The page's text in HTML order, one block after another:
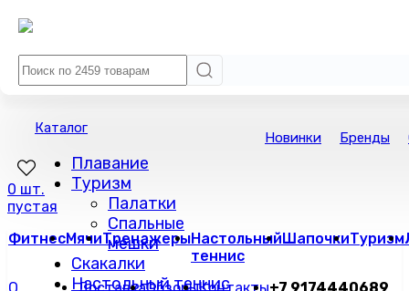
Каталог
Плавание
Туризм
Палатки
Спальные
мешки
Скакалки
Настольный теннис
Новинки Бренды
0 шт.
пустая
ФитнесМячиТренажерыНастольный
теннис
ШапочкиТуризм